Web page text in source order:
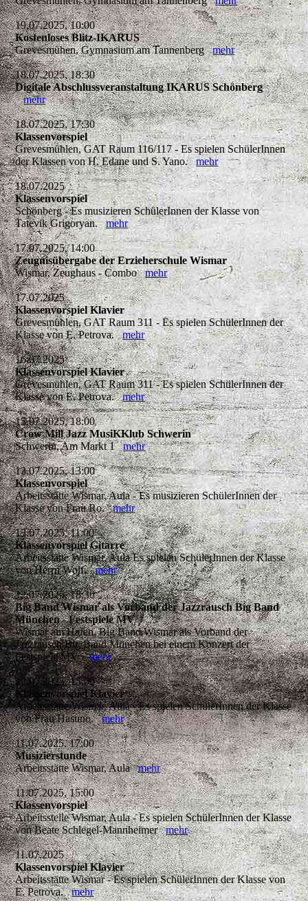
19.07.2025, 10:00
Kostenloses Blitz-IKARUS
Grevesmühen, Gymnasium am Tannenbergmehr
18.07.2025, 18:30
Digitale Abschlussveranstaltung IKARUS Schönberg
mehr
18.07.2025, 17:30
Klassenvorspiel
Grevesmühlen, GAT Raum 116/117 - Es spielen SchülerInnen
der Klassen von H. Edane und S. Yano.mehr
18.07.2025
Klassenvorspiel
Schönberg - Es musizieren SchülerInnen der Klasse von
Tatevik Grigoryan.mehr
17.07.2025, 14:00
Zeugnisübergabe der Erzieherschule Wismar
Wismar, Zeughaus - Combomehr
17.07.2025
Klassenvorspiel Klavier
Grevesmühlen, GAT Raum 311 - Es spielen SchülerInnen der
Klasse von E. Petrova.mehr
16.07.2025
Klassenvorspiel Klavier
Grevesmühlen, GAT Raum 311 - Es spielen SchülerInnen der
Klasse von E. Petrova.mehr
15.07.2025, 18:00
Crow Mill Jazz MusiKKlub Schwerin
Schwerin, Am Markt 1mehr
13.07.2025, 13:00
Klassenvorspiel
Arbeitsstätte Wismar, Aula - Es musizieren SchülerInnen der
Klasse von Frau Ro.mehr
13.07.2025, 11:00
Klassenvorspiel Gitarre
Arbeitsstätte Wismar, Aula Es spielen SchülerInnen der Klasse
von Herrn Wolf.mehr
12.07.2025, 18:30
Big Band Wismar als Vorband der Jazzrausch Big Band
München - Festspiele MV
Wismar am Hafen, Big Band Wismar als Vorband der
Jazzrausch Big Band München bei einem Konzert der
Festspiele MVmehr
12.07.2025, 15:00
Klassenvorspiel Klavier
Arbeitsstätte Wismar, Aula - Es spielen SchülerInnen der Klasse
von Frau Hasuno.mehr
11.07.2025, 17:00
Musizierstunde
Arbeitsstätte Wismar, Aulamehr
11.07.2025, 15:00
Klassenvorspiel
Arbeitsstelle Wismar, Aula - Es spielen SchülerInnen der Klasse
von Beate Schlegel-Mannheimermehr
11.07.2025
Klassenvorspiel Klavier
Arbeitsstätte Wismar - Es spielen SchülerInnen der Klasse von
E. Petrova.mehr